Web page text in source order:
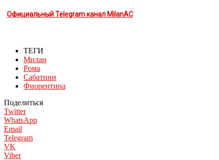
Официальный Telegram канал MilanAC
ТЕГИ
Милан
Рома
Сабатини
Фиорентина
Поделиться
Twitter
WhatsApp
Email
Telegram
VK
Viber